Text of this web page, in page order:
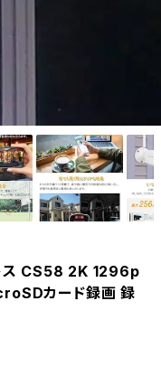
ス CS58 2K 1296p
カード録画 録